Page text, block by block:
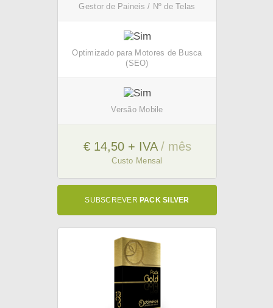
Gestor de Paineis / Nº de Telas
Optimizado para Motores de Busca
(SEO)
Versão Mobile
€ 14,50 + IVA / mês
Custo Mensal
SUBSCREVER PACK SILVER